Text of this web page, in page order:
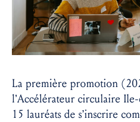
La première promotion
l’Accélérateur circulaire
15 lauréats de s’inscrire